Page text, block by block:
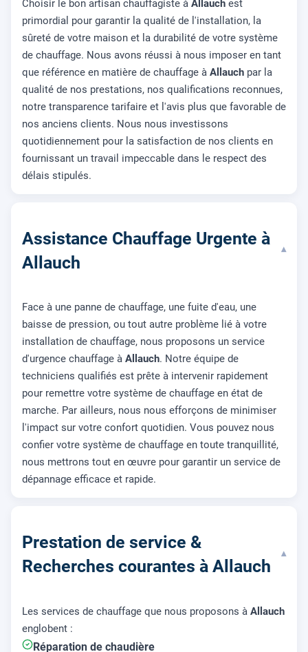
Choisir le bon artisan chauffagiste à Allauch est
primordial pour garantir la qualité de l'installation, la
sûreté de votre maison et la durabilité de votre système
de chauffage. Nous avons réussi à nous imposer en tant
que référence en matière de chauffage à Allauch par la
qualité de nos prestations, nos qualifications reconnues,
notre transparence tarifaire et l'avis plus que favorable de
nos anciens clients. Nous nous investissons
quotidiennement pour la satisfaction de nos clients en
fournissant un travail impeccable dans le respect des
délais stipulés.
Assistance Chauffage Urgente à
Allauch
▾
Face à une panne de chauffage, une fuite d'eau, une
baisse de pression, ou tout autre problème lié à votre
installation de chauffage, nous proposons un service
d'urgence chauffage à Allauch. Notre équipe de
techniciens qualifiés est prête à intervenir rapidement
pour remettre votre système de chauffage en état de
marche. Par ailleurs, nous nous efforçons de minimiser
l'impact sur votre confort quotidien. Vous pouvez nous
confier votre système de chauffage en toute tranquillité,
nous mettrons tout en œuvre pour garantir un service de
dépannage efficace et rapide.
Prestation de service &
Recherches courantes à Allauch
▾
Les services de chauffage que nous proposons à Allauch
englobent :
Réparation de chaudière